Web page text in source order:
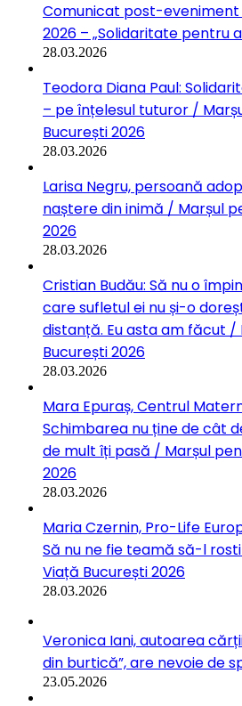
Comunicat post-eveniment
2026 – „Solidaritate pentru
28.03.2026
Teodora Diana Paul:
– pe înțelesul tuturor /
București 2026
28.03.2026
Larisa Negru, persoană
naștere din inimă / Marșul
2026
28.03.2026
Cristian Budău: Să nu o
care sufletul ei nu și-o
distanță. Eu asta am făcut /
București 2026
28.03.2026
Mara Epuraș, Centrul
Schimbarea nu ține de cât
de mult îți pasă / Marșul
2026
28.03.2026
Maria Czernin, Pro-Life
Să nu ne fie teamă să-l
Viață București 2026
28.03.2026
Veronica Iani, autoarea
din burtică”, are nevoie de
23.05.2026